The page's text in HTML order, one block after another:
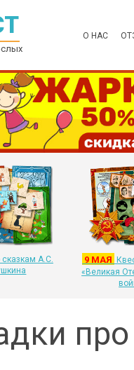
О НАС
сказкам А.С.
9 МАЯ
«Великая